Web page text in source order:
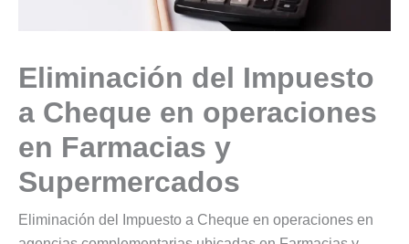
Eliminación del Impuesto
a Cheque en operaciones
en Farmacias y
Supermercados
Eliminación del Impuesto a Cheque en operaciones en